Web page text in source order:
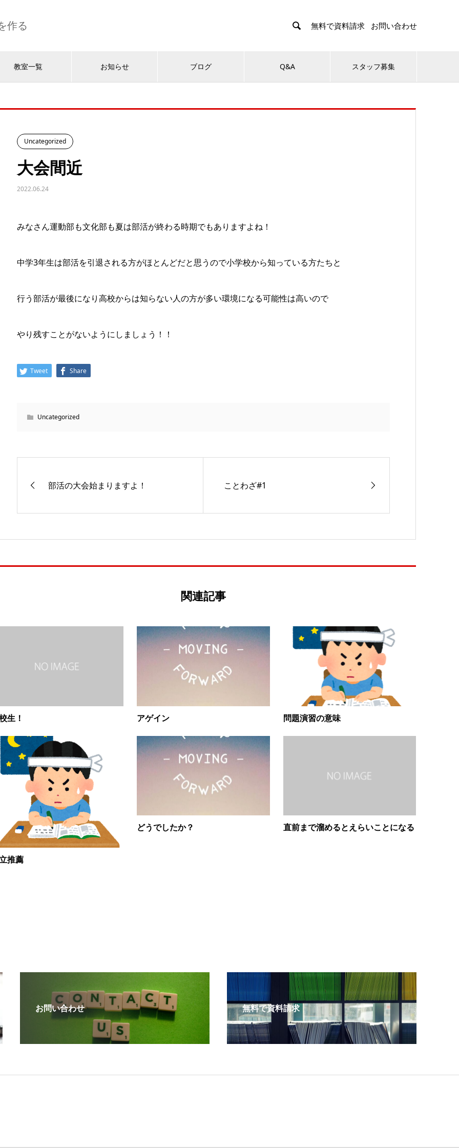
作る  無料で資料請求 お問い合わせ
教室一覧 お知らせ ブログ Q&A スタッフ募集
Uncategorized
大会間近
2022.06.24
みなさん運動部も文化部も夏は部活が終わる時期でもありますよね！
中学3年生は部活を引退される方がほとんどだと思うので小学校から知っている方たちと
行う部活が最後になり高校からは知らない人の方が多い環境になる可能性は高いので
やり残すことがないようにしましょう！！
Tweet Share
Uncategorized
部活の大会始まりますよ！ ことわざ#1
関連記事
生！ アゲイン 問題演習の意味
推薦
どうでしたか？ 直前まで溜めるとえらいことになる
お問い合わせ 無料で資料請求